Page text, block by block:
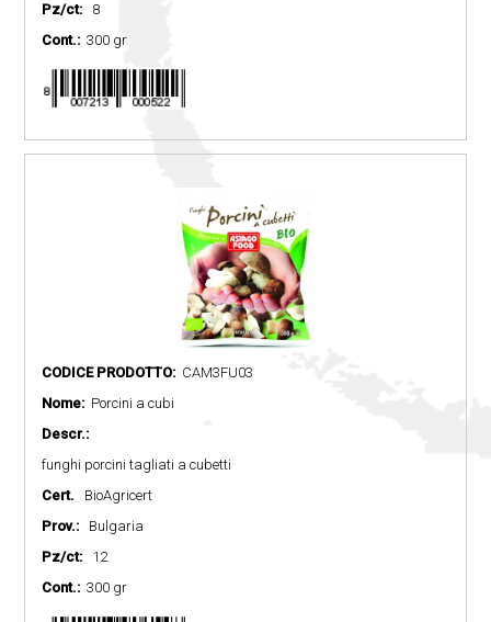
Pz/ct: 8
Cont.: 300 gr
CODICE PRODOTTO: CAM3FU03
Nome: Porcini a cubi
Descr.:
funghi porcini tagliati a cubetti
Cert. BioAgricert
Prov.: Bulgaria
Pz/ct: 12
Cont.: 300 gr